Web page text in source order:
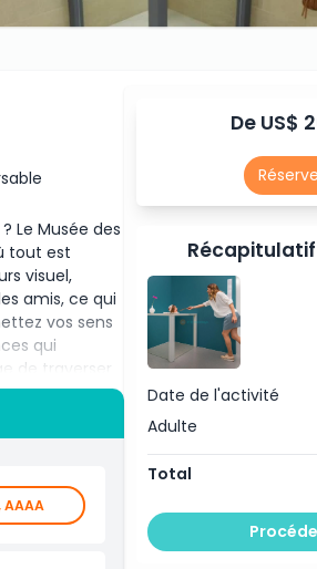
Le Musée des
tout est
visuel,
amis, ce qui
vos sens
qui
de traverser
que le sol
la salle
des photos
dans la salle
AAAA
De US$
Date de l'activité
Adulte
Total